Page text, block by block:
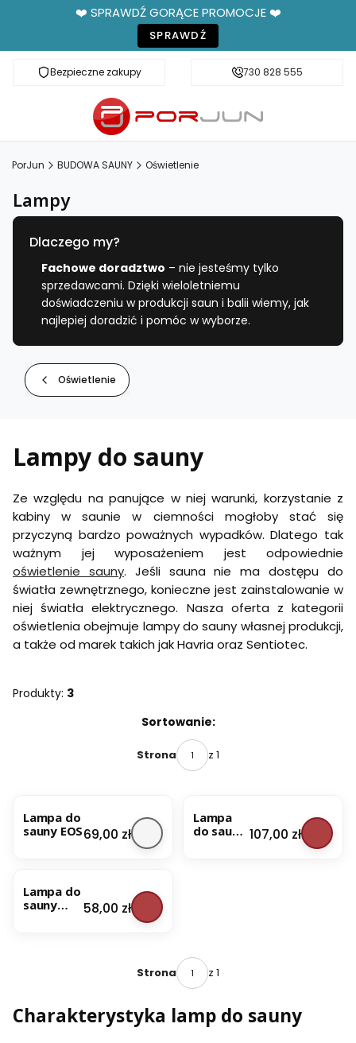
❤️ SPRAWDŹ GORĄCE PROMOCJE ❤️
SPRAWDŹ
Bezpieczne zakupy Fachowe doradztwo
730 828 555
PorJun BUDOWA SAUNY Oświetlenie
Lampy
Dlaczego my?
Fachowe doradztwo – nie jesteśmy tylko
sprzedawcami. Dzięki wieloletniemu
doświadczeniu w produkcji saun i balii wiemy, jak
najlepiej doradzić i pomóc w wyborze.
Oświetlenie
Lampy do sauny
Ze względu na panujące w niej warunki, korzystanie z
kabiny w saunie w ciemności mogłoby stać się
przyczyną bardzo poważnych wypadków. Dlatego tak
ważnym jej wyposażeniem jest odpowiednie
oświetlenie sauny. Jeśli sauna nie ma dostępu do
światła zewnętrznego, konieczne jest zainstalowanie w
niej światła elektrycznego. Nasza oferta z kategorii
oświetlenia obejmuje lampy do sauny własnej produkcji,
a także od marek takich jak Havria oraz Sentiotec.
Produkty: 3
Sortowanie:
Strona z 1
Lampa do
sauny EOSCena
69,00 zł
Lampa
do sauny Cena
107,00 zł
Lampa do
sauny
Cena
58,00 zł
Strona z 1
Charakterystyka lamp do sauny